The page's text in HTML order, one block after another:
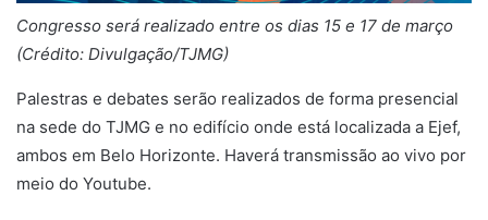
Congresso será realizado entre os dias 15 e 17 de março
(Crédito: Divulgação/TJMG)
Palestras e debates serão realizados de forma presencial
na sede do TJMG e no edifício onde está localizada a Ejef,
ambos em Belo Horizonte. Haverá transmissão ao vivo por
meio do Youtube.